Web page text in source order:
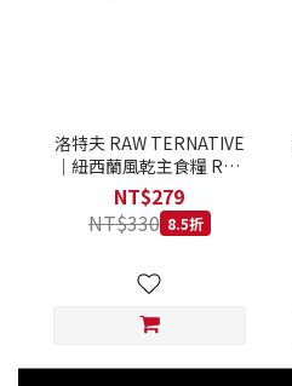
洛特夫 RAW TERNATIVE
｜紐西蘭風乾主食糧 RT3
羊肉 142g｜風乾主食糧 羊
肉 全齡犬 狗飼料
NT$279
NT$330 8.5折